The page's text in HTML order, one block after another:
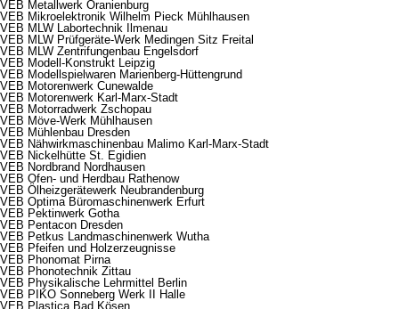
VEB Metallwerk Oranienburg
VEB Mikroelektronik Wilhelm Pieck Mühlhausen
VEB MLW Labortechnik Ilmenau
VEB MLW Prüfgeräte-Werk Medingen Sitz Freital
VEB MLW Zentrifungenbau Engelsdorf
VEB Modell-Konstrukt Leipzig
VEB Modellspielwaren Marienberg-Hüttengrund
VEB Motorenwerk Cunewalde
VEB Motorenwerk Karl-Marx-Stadt
VEB Motorradwerk Zschopau
VEB Möve-Werk Mühlhausen
VEB Mühlenbau Dresden
VEB Nähwirkmaschinenbau Malimo Karl-Marx-Stadt
VEB Nickelhütte St. Egidien
VEB Nordbrand Nordhausen
VEB Ofen- und Herdbau Rathenow
VEB Ölheizgerätewerk Neubrandenburg
VEB Optima Büromaschinenwerk Erfurt
VEB Pektinwerk Gotha
VEB Pentacon Dresden
VEB Petkus Landmaschinenwerk Wutha
VEB Pfeifen und Holzerzeugnisse
VEB Phonomat Pirna
VEB Phonotechnik Zittau
VEB Physikalische Lehrmittel Berlin
VEB PIKO Sonneberg Werk II Halle
VEB Plastica Bad Kösen